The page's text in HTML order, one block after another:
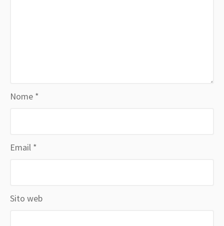
Nome *
Email *
Sito web